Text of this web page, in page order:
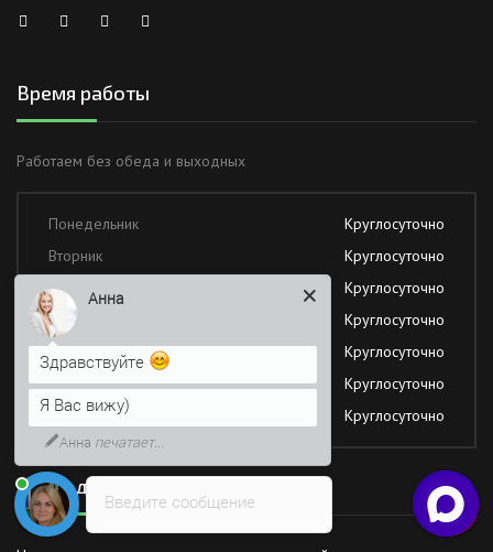
Время работы
Работаем без обеда и выходных
Понедельник
Круглосуточно
Вторник
Круглосуточно
Среда
Круглосуточно
Четверг
Круглосуточно
Пятница
Круглосуточно
Суббота
Круглосуточно
Воскресение
Круглосуточно
Последние новости
Введите сообщение
Анна
Здравствуйте
Я Вас вижу)
Анна печатает...